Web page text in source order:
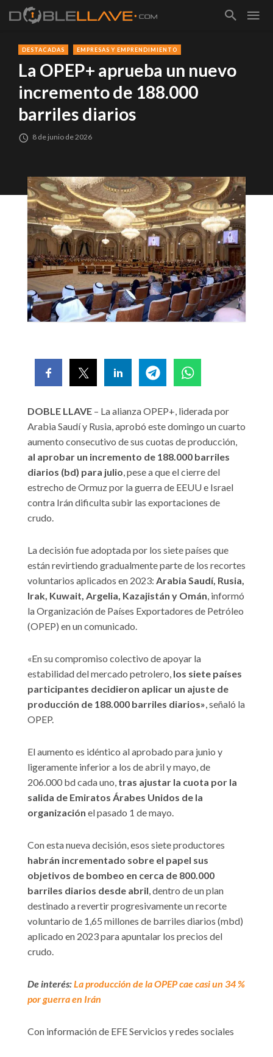
DESTACADAS EMPRESAS Y EMPRENDIMIENTO
La OPEP+ aprueba un nuevo
incremento de 188.000
barriles diarios
8 de junio de 2026
DOBLE LLAVE – La alianza OPEP+, liderada por
Arabia Saudí y Rusia, aprobó este domingo un cuarto
aumento consecutivo de sus cuotas de producción,
al aprobar un incremento de 188.000 barriles
diarios (bd) para julio, pese a que el cierre del
estrecho de Ormuz por la guerra de EEUU e Israel
contra Irán dificulta subir las exportaciones de
crudo.
La decisión fue adoptada por los siete países que
están revirtiendo gradualmente parte de los recortes
voluntarios aplicados en 2023: Arabia Saudí, Rusia,
Irak, Kuwait, Argelia, Kazajistán y Omán, informó
la Organización de Países Exportadores de Petróleo
(OPEP) en un comunicado.
«En su compromiso colectivo de apoyar la
estabilidad del mercado petrolero, los siete países
participantes decidieron aplicar un ajuste de
producción de 188.000 barriles diarios», señaló la
OPEP.
El aumento es idéntico al aprobado para junio y
ligeramente inferior a los de abril y mayo, de
206.000 bd cada uno, tras ajustar la cuota por la
salida de Emiratos Árabes Unidos de la
organización el pasado 1 de mayo.
Con esta nueva decisión, esos siete productores
habrán incrementado sobre el papel sus
objetivos de bombeo en cerca de 800.000
barriles diarios desde abril, dentro de un plan
destinado a revertir progresivamente un recorte
voluntario de 1,65 millones de barriles diarios (mbd)
aplicado en 2023 para apuntalar los precios del
crudo.
De interés:La producción de la OPEP cae casi un 34 %
por guerra en Irán
Con información de EFE Servicios y redes sociales